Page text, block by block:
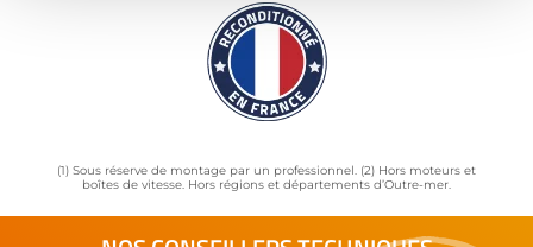
(1) Sous réserve de montage par un professionnel. (2) Hors moteurs et
boîtes de vitesse. Hors régions et départements d’Outre-mer.